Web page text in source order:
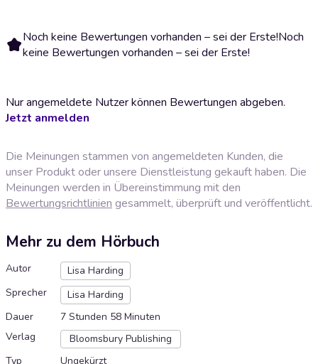
Noch keine Bewertungen vorhanden – sei der Erste!Noch
keine Bewertungen vorhanden – sei der Erste!
Nur angemeldete Nutzer können Bewertungen abgeben.
Jetzt anmelden
Die Meinungen stammen von angemeldeten Kunden, die
unser Produkt oder unsere Dienstleistung gekauft haben. Die
Meinungen werden in Übereinstimmung mit den
Bewertungsrichtlinien gesammelt, überprüft und veröffentlicht.
Mehr zu dem Hörbuch
Autor
Lisa Harding
Sprecher
Lisa Harding
Dauer
7 Stunden 58 Minuten
Verlag
Bloomsbury Publishing
Typ
Ungekürzt